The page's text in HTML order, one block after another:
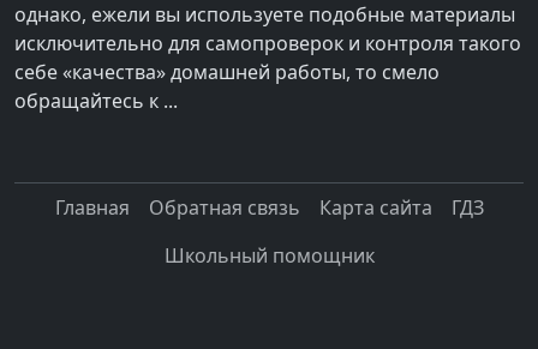
однако, ежели вы используете подобные материалы
исключительно для самопроверок и контроля такого
себе «качества» домашней работы, то смело
обращайтесь к ...
Главная Обратная связь Карта сайта
ГДЗ
Школьный помощник